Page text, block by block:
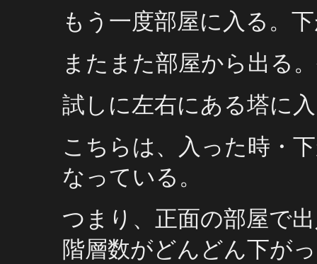
もう一度部屋に入る。
またまた部屋から出る
試しに左右にある塔に
こちらは、入った時・
なっている。
つまり、正面の部屋で
階層数がどんどん下が